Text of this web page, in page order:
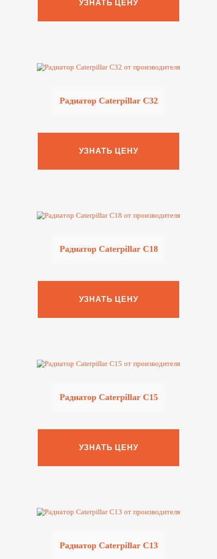
УЗНАТЬ ЦЕНУ
Радиатор Caterpillar C32
УЗНАТЬ ЦЕНУ
Радиатор Caterpillar C18
УЗНАТЬ ЦЕНУ
Радиатор Caterpillar C15
УЗНАТЬ ЦЕНУ
Радиатор Caterpillar C13